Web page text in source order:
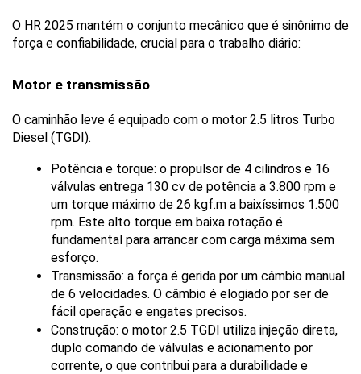
O HR 2025 mantém o conjunto mecânico que é sinônimo de
força e confiabilidade, crucial para o trabalho diário:
Motor e transmissão
O caminhão leve é equipado com o motor 2.5 litros Turbo
Diesel (TGDI).
Potência e torque: o propulsor de 4 cilindros e 16
válvulas entrega 130 cv de potência a 3.800 rpm e
um torque máximo de 26 kgf.m a baixíssimos 1.500
rpm. Este alto torque em baixa rotação é
fundamental para arrancar com carga máxima sem
esforço.
Transmissão: a força é gerida por um câmbio manual
de 6 velocidades. O câmbio é elogiado por ser de
fácil operação e engates precisos.
Construção: o motor 2.5 TGDI utiliza injeção direta,
duplo comando de válvulas e acionamento por
corrente, o que contribui para a durabilidade e